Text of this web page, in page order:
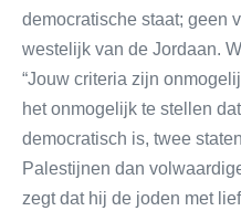
democratische staat; geen
westelijk van de Jordaan.
“Jouw criteria zijn
het onmogelijk te stellen
democratisch is, twee
Palestijnen dan
zegt dat hij de joden met